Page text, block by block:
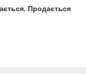
Продається